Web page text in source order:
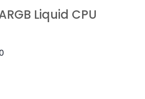
Liquid CPU